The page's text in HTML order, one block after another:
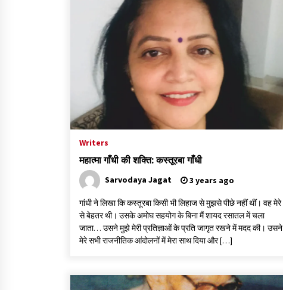
Writers
महात्मा गाँधी की शक्ति: कस्तूरबा गाँधी
Sarvodaya Jagat 3 years ago
गांधी ने लिखा कि कस्तूरबा किसी भी लिहाज से मुझसे पीछे नहीं थीं। वह मेरे
से बेहतर थी। उसके अमोघ सहयोग के बिना मैं शायद रसातल में चला
जाता… उसने मुझे मेरी प्रतिज्ञाओं के प्रति जागृत रखने में मदद की। उसने
मेरे सभी राजनीतिक आंदोलनों में मेरा साथ दिया और […]